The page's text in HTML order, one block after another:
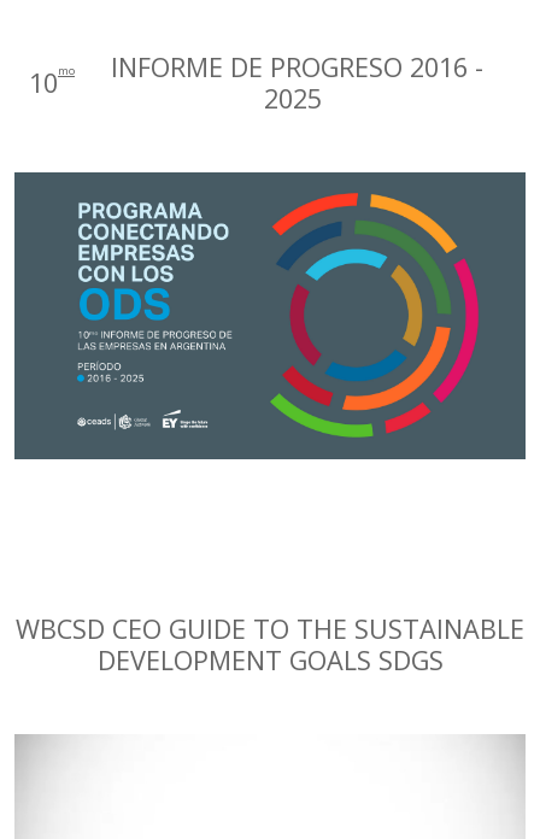
10mo
INFORME DE PROGRESO 2016 -
2025
WBCSD CEO GUIDE TO THE SUSTAINABLE
DEVELOPMENT GOALS SDGS